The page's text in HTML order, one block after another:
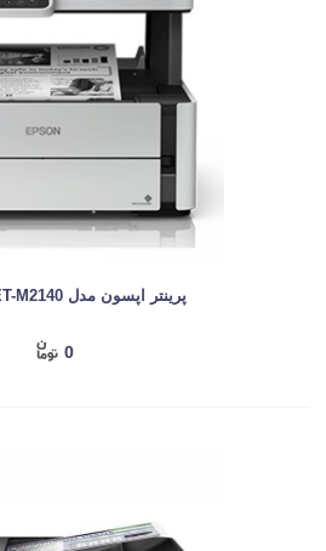
پرینتر اپسون مدل EcoTank ET-M2140
0